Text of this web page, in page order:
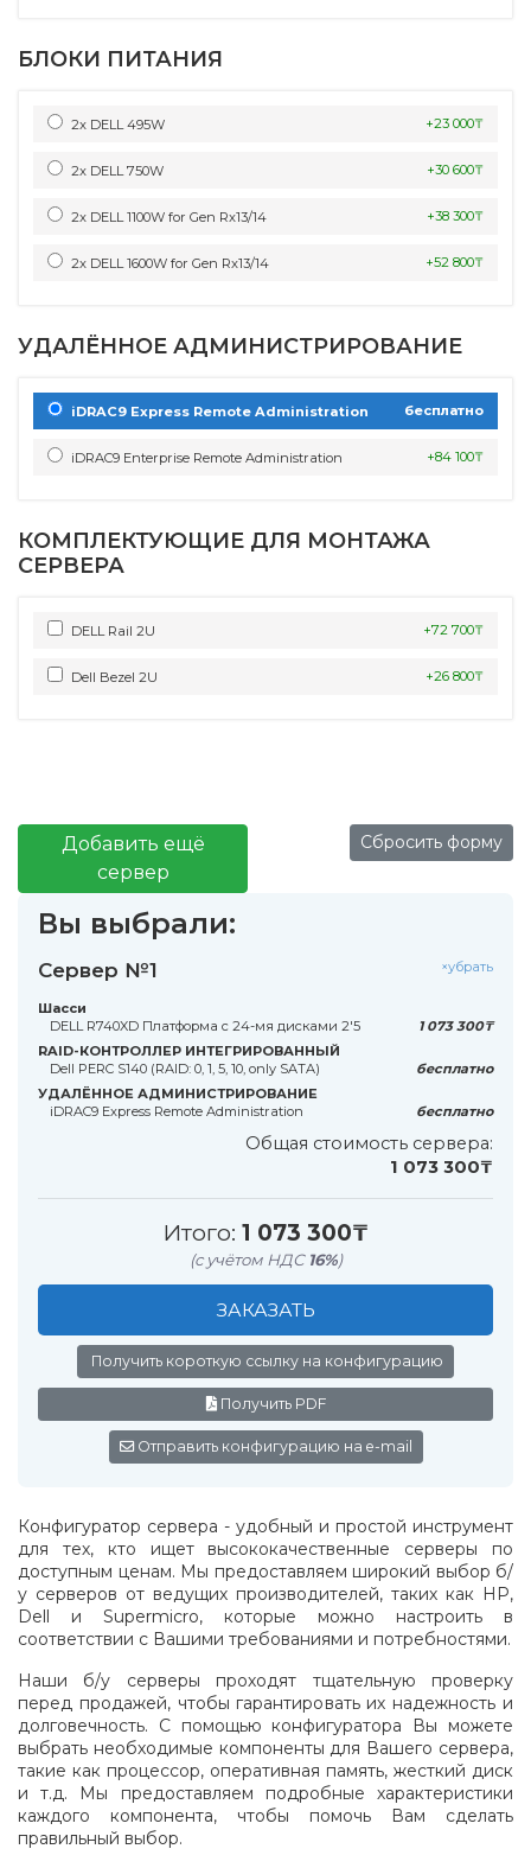
БЛОКИ ПИТАНИЯ
2x DELL 495W +23 000₸
2x DELL 750W +30 600₸
2x DELL 1100W for Gen Rx13/14 +38 300₸
2x DELL 1600W for Gen Rx13/14 +52 800₸
УДАЛЁННОЕ АДМИНИСТРИРОВАНИЕ
iDRAC9 Express Remote Administration бесплатно
iDRAC9 Enterprise Remote Administration +84 100₸
КОМПЛЕКТУЮЩИЕ ДЛЯ МОНТАЖА
СЕРВЕРА
DELL Rail 2U +72 700₸
Dell Bezel 2U +26 800₸
Добавить ещё
сервер
Сбросить форму
Вы выбрали:
Сервер №1 ×убрать
Шасси
DELL R740XD Платформа с 24-мя дисками 2'5
1 073 300₸
RAID-КОНТРОЛЛЕР ИНТЕГРИРОВАННЫЙ
Dell PERC S140 (RAID: 0, 1, 5, 10, only SATA)
бесплатно
УДАЛЁННОЕ АДМИНИСТРИРОВАНИЕ
iDRAC9 Express Remote Administration
бесплатно
Общая стоимость сервера:
1 073 300₸
Итого: 1 073 300₸
(с учётом НДС 16%)
ЗАКАЗАТЬ
Получить короткую ссылку на конфигурацию
Получить PDF
Отправить конфигурацию на e-mail
Конфигуратор сервера - удобный и простой инструмент
для тех, кто ищет высококачественные серверы по
доступным ценам. Мы предоставляем широкий выбор б/
у серверов от ведущих производителей, таких как HP,
Dell и Supermicro, которые можно настроить в
соответствии с Вашими требованиями и потребностями.
Наши б/у серверы проходят тщательную проверку
перед продажей, чтобы гарантировать их надежность и
долговечность. С помощью конфигуратора Вы можете
выбрать необходимые компоненты для Вашего сервера,
такие как процессор, оперативная память, жесткий диск
и т.д. Мы предоставляем подробные характеристики
каждого компонента, чтобы помочь Вам сделать
правильный выбор.